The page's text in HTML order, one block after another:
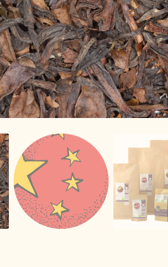
marque personnelleImpressum
precios actualizada.Liste de prix
MultilingualismMultilinguisme
visión del téOnline shopOnlineshop
Pagos y descuentosPaiement et
Branding Personal Branding Política
statementPrivacyverklaring Product